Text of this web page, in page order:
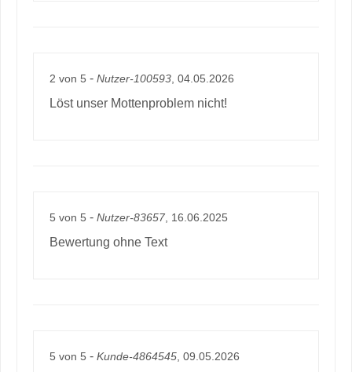
2 von 5 - Nutzer-100593 , 04.05.2026
Löst unser Mottenproblem nicht!
5 von 5 - Nutzer-83657 , 16.06.2025
Bewertung ohne Text
5 von 5 - Kunde-4864545 , 09.05.2026